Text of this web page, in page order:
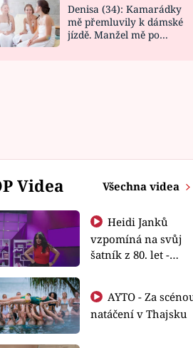
Denisa (34): Kamarádky
mě přemluvily k dámské
jízdě. Manžel mě po
Videa Všechna videa
Heidi Janků
vzpomíná na svůj
šatník z 80. let -
AYTO - Za scénou
natáčení v Thajsku